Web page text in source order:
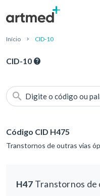
Início CID-10
CID-10
Digite o código ou
Código CID H475
Transtornos de outras vias
H47 Transtornos de